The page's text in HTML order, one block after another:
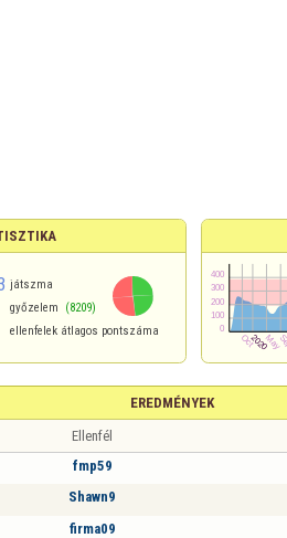
játszma
győzelem (8209)
ellenfelek átlagos pontszáma
EREDMÉNYEK
Ellenfél
fmp59
Shawn9
firma09